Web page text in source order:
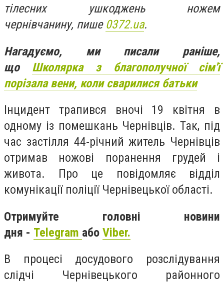
тілесних ушкоджень ножем
чернівчанину, пише 0372.ua.
Нагадуємо, ми писали раніше,
що Школярка з благополучної сім'ї
порізала вени, коли сварилися батьки
Інцидент трапився вночі 19 квітня в
одному із помешкань Чернівців. Так, під
час застілля 44-річний житель Чернівців
отримав ножові поранення грудей і
живота. Про це повідомляє відділ
комунікації поліції Чернівецької області.
Отримуйте головні новини
дня - Telegram або Viber.
В процесі досудового розслідування
слідчі Чернівецького районного